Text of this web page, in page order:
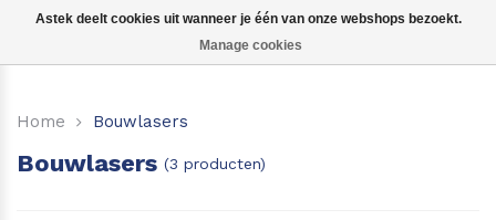
Home Bouwlasers
Bouwlasers (3 producten)
Astek deelt cookies uit wanneer je één van onze webshops bezoekt.
Manage cookies